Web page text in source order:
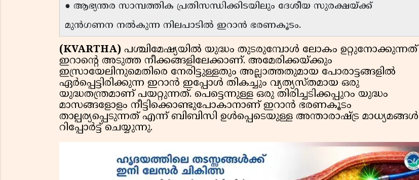
● ആഭ്യന്തര സാമ്പത്തിക പ്രതിസന്ധിക്കിടയിലും ദേശീയ സുരക്ഷയ്ക്ക്
മുൻഗണന നൽകുന്ന നിലപാടിൽ ഇറാൻ ഭരണകൂടം.
(KVARTHA) പശ്ചിമേഷ്യയിൽ യുദ്ധം തുടരുമ്പോൾ ലോകം ഉറ്റുനോക്കുന്നത്
ഇറാന്റെ അടുത്ത നീക്കങ്ങളിലേക്കാണ്. അമേരിക്കയ്ക്കും
ഇസ്രായേലിനുമെതിരെ നേരിട്ടുള്ളതും അല്ലാത്തതുമായ പോരാട്ടങ്ങളിൽ
ഏർപ്പെട്ടിരിക്കുന്ന ഇറാൻ ഇപ്പോൾ തികച്ചും വ്യത്യസ്തമായ ഒരു
യുദ്ധതന്ത്രമാണ് പയറ്റുന്നത്. പെട്ടെന്നുള്ള ഒരു തിരിച്ചടിക്കപ്പുറം യുദ്ധം
മാസങ്ങളോളം നീട്ടിക്കൊണ്ടുപോകാനാണ് ഇറാൻ ഭരണകൂടം
താല്പര്യപ്പെടുന്നത് എന്ന് ബിബിസി ഉൾപ്പെടെയുള്ള അന്താരാഷ്ട്ര മാധ്യമങ്ങൾ
റിപ്പോർട്ട് ചെയ്യുന്നു.